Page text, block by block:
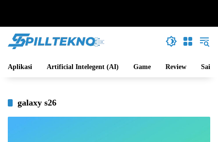
Aplikasi Artificial Intelegent (AI) Game Review Sains
galaxy s26